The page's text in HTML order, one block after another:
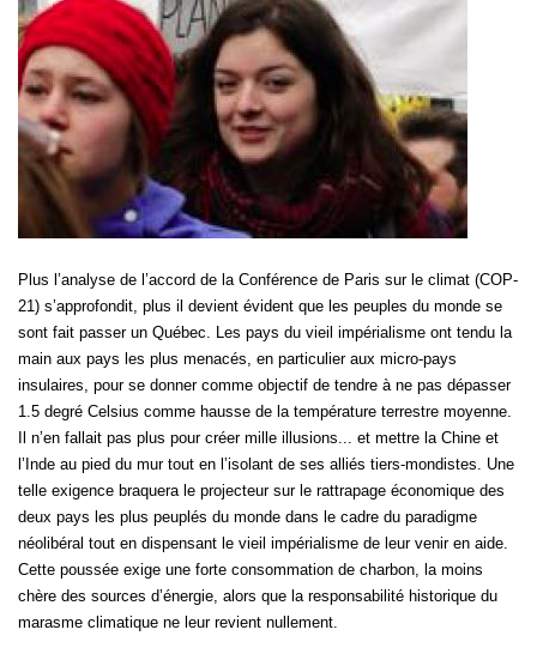
Plus l’analyse de l’accord de la Conférence de Paris sur le climat (COP-
21) s’approfondit, plus il devient évident que les peuples du monde se
sont fait passer un Québec. Les pays du vieil impérialisme ont tendu la
main aux pays les plus menacés, en particulier aux micro-pays
insulaires, pour se donner comme objectif de tendre à ne pas dépasser
1.5 degré Celsius comme hausse de la température terrestre moyenne.
Il n’en fallait pas plus pour créer mille illusions... et mettre la Chine et
l’Inde au pied du mur tout en l’isolant de ses alliés tiers-mondistes. Une
telle exigence braquera le projecteur sur le rattrapage économique des
deux pays les plus peuplés du monde dans le cadre du paradigme
néolibéral tout en dispensant le vieil impérialisme de leur venir en aide.
Cette poussée exige une forte consommation de charbon, la moins
chère des sources d’énergie, alors que la responsabilité historique du
marasme climatique ne leur revient nullement.